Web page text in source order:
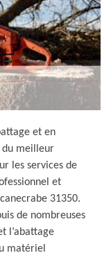
et en
du meilleur
les services de
et
31350.
de nombreuses
l’abattage
matériel